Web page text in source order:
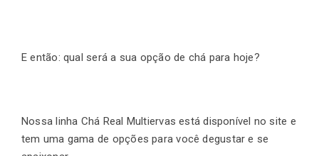
E então: qual será a sua opção de chá para hoje?
Nossa linha Chá Real Multiervas está disponível no site e
tem uma gama de opções para você degustar e se